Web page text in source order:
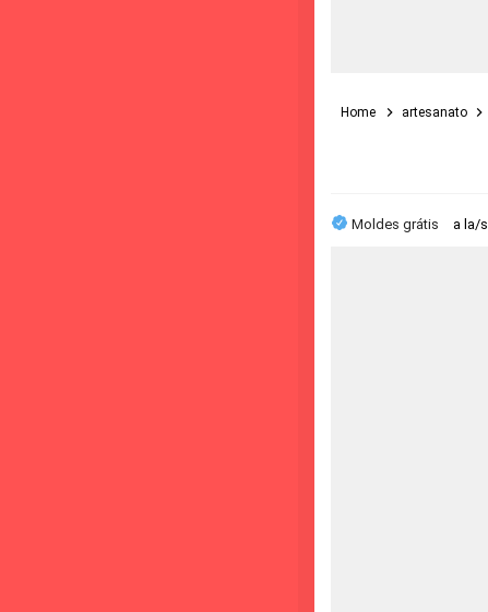
Home artesanato
Moldes grátis a la/s